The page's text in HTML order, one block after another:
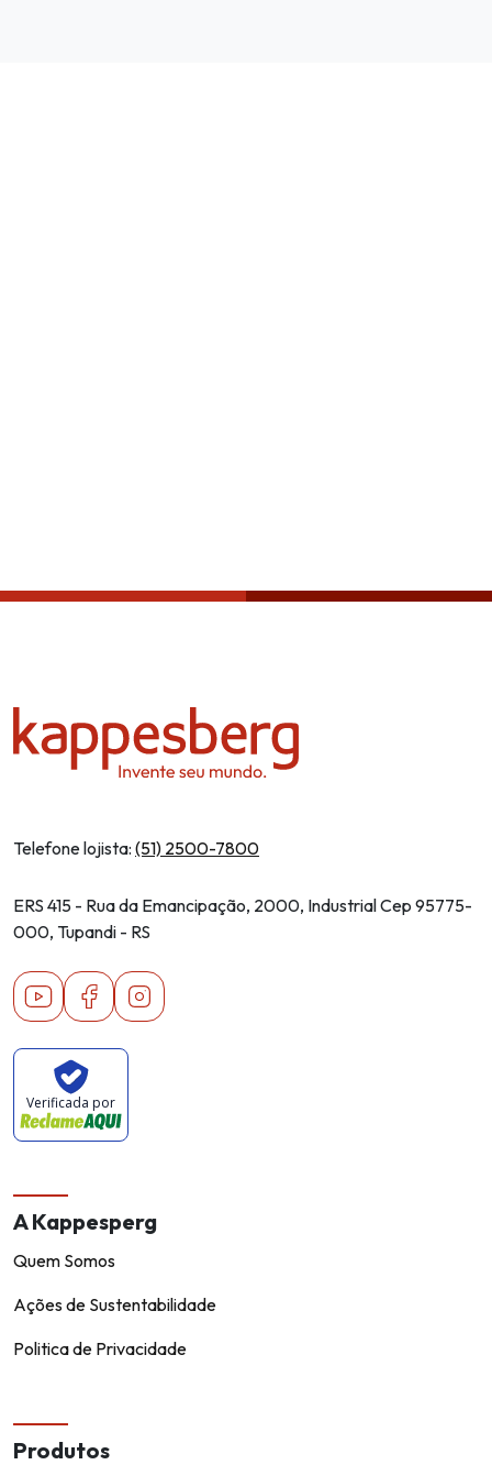
Telefone lojista: (51) 2500-7800
ERS 415 - Rua da Emancipação, 2000, Industrial Cep 95775-
000, Tupandi - RS
YoutubeFacebookInstagram
Verificada por
A Kappesperg
Quem Somos
Ações de Sustentabilidade
Politica de Privacidade
Produtos